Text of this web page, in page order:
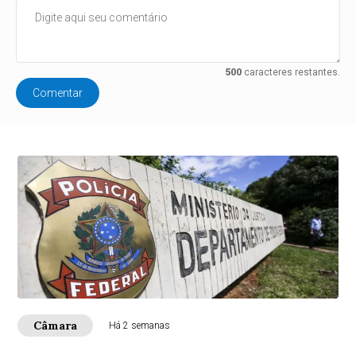
500caracteres restantes.
Comentar
Câmara Há 2 semanas